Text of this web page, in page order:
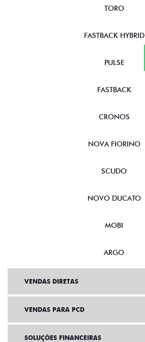
TORO
FASTBACK HYBRID
PULSE
FASTBACK
CRONOS
NOVA FIORINO
SCUDO
NOVO DUCATO
MOBI
ARGO
VENDAS DIRETAS
VENDAS PARA PCD
SOLUÇÕES FINANCEIRAS